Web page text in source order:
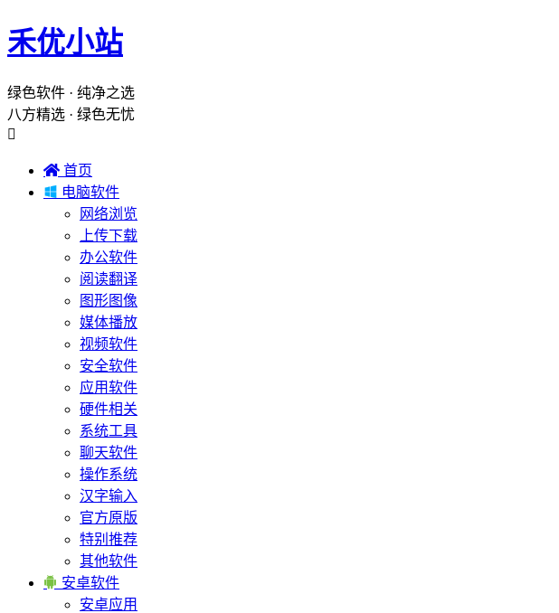
禾优小站
绿色软件 · 纯净之选
八方精选 · 绿色无忧

 首页
 电脑软件
网络浏览
上传下载
办公软件
阅读翻译
图形图像
媒体播放
视频软件
安全软件
应用软件
硬件相关
系统工具
聊天软件
操作系统
汉字输入
官方原版
特别推荐
其他软件
 安卓软件
安卓应用